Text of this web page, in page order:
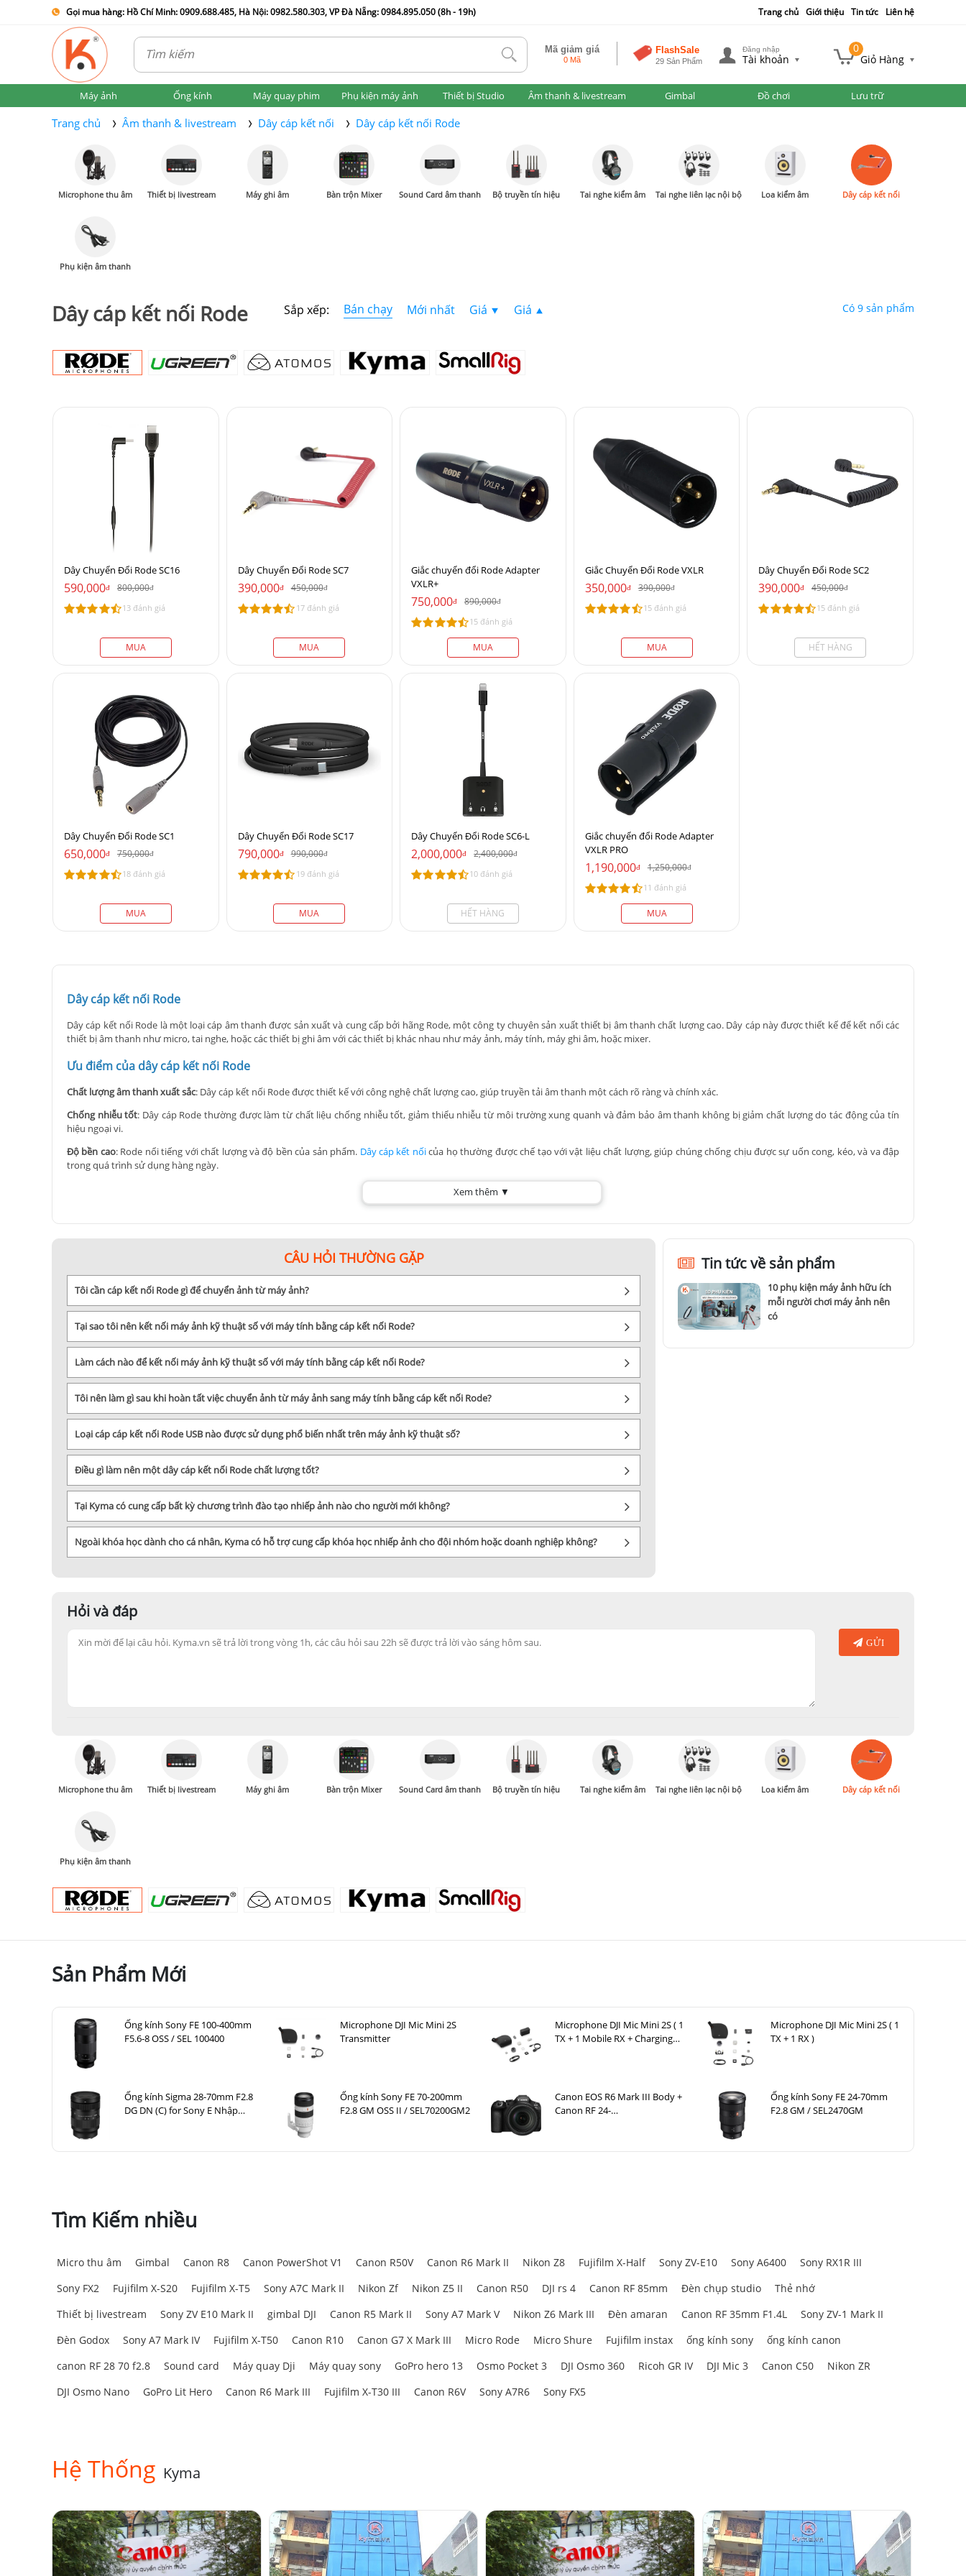
Gọi mua hàng: Hồ Chí Minh: 0909.688.485, Hà Nội: 0982.580.303, VP Đà Nẵng: 0984.895.050 (8h - 19h) Trang chủ Giới thiệu Tin tức Liên hệ
tlk Mã giảm giá
0 Mã
FlashSale
29 Sản Phẩm
Đăng nhập
Tài khoản
0
Giỏ Hàng
Máy ảnh Ống kính Máy quay phim Phụ kiện máy ảnh Thiết bị Studio Âm thanh & livestream Gimbal Đồ chơi Lưu trữ
Trang chủ Âm thanh & livestream Dây cáp kết nối Dây cáp kết nối Rode
Microphone thu âm Thiết bị livestream Máy ghi âm Bàn trộn Mixer Sound Card âm thanh Bộ truyền tín hiệu Tai nghe kiểm âm Tai nghe liên lạc nội bộ Loa kiểm âm Dây cáp kết nối
Phụ kiện âm thanh
Dây cáp kết nối Rode Sắp xếp: Bán chạy Mới nhất Giá Giá Có 9 sản phẩm
Dây Chuyển Đổi Rode SC16
590,000đ 800,000đ
13 đánh giá
MUA
Dây Chuyển Đổi Rode SC7
390,000đ 450,000đ
17 đánh giá
MUA
Giắc chuyển đổi Rode Adapter
VXLR+
750,000đ 890,000đ
15 đánh giá
MUA
Giắc Chuyển Đổi Rode VXLR
350,000đ 390,000đ
15 đánh giá
MUA
Dây Chuyển Đổi Rode SC2
390,000đ 450,000đ
15 đánh giá
HẾT HÀNG
Dây Chuyển Đổi Rode SC1
650,000đ 750,000đ
18 đánh giá
MUA
Dây Chuyển Đổi Rode SC17
790,000đ 990,000đ
19 đánh giá
MUA
Dây Chuyển Đổi Rode SC6-L
2,000,000đ 2,400,000đ
10 đánh giá
HẾT HÀNG
Giắc chuyển đổi Rode Adapter
VXLR PRO
1,190,000đ 1,250,000đ
11 đánh giá
MUA
Dây cáp kết nối Rode
Dây cáp kết nối Rode là một loại cáp âm thanh được sản xuất và cung cấp bởi hãng Rode, một công ty chuyên sản xuất thiết bị âm thanh chất lượng cao. Dây cáp này được thiết kế để kết nối các
thiết bị âm thanh như micro, tai nghe, hoặc các thiết bị ghi âm với các thiết bị khác nhau như máy ảnh, máy tính, máy ghi âm, hoặc mixer.
Ưu điểm của dây cáp kết nối Rode
Chất lượng âm thanh xuất sắc: Dây cáp kết nối Rode được thiết kế với công nghệ chất lượng cao, giúp truyền tải âm thanh một cách rõ ràng và chính xác.
Chống nhiễu tốt: Dây cáp Rode thường được làm từ chất liệu chống nhiễu tốt, giảm thiểu nhiễu từ môi trường xung quanh và đảm bảo âm thanh không bị giảm chất lượng do tác động của tín
hiệu ngoại vi.
Độ bền cao: Rode nổi tiếng với chất lượng và độ bền của sản phẩm. Dây cáp kết nốicủa họ thường được chế tạo với vật liệu chất lượng, giúp chúng chống chịu được sự uốn cong, kéo, và va đập
trong quá trình sử dụng hàng ngày.
: Dây cáp Rode thường được sản xuất với nhiều loại kết nối khác nhau, đáp ứng nhu cầu kết nối với nhiều thiết bị âm thanh khác nhau như micro, tai nghe, loa, và các thiết bị ghi
Dễ sử dụng: Thiết kế của dây cáp Rode thường rất thuận tiện, dễ sử dụng cho cả người mới bắt đầu và chuyên gia. Điều này giúp tối ưu hóa trải nghiệm người dùng và giảm thiểu sự phiền toái khi
thiết lập và sử dụng.
Tóm lại, dây cáp kết nối Rode thường mang lại hiệu suất âm thanh ổn định, độ bền cao và đáp ứng tốt đối với nhu cầu của người sử dụng trong ngành công nghiệp âm thanh chuyên nghiệp.
Khám phá bộ sưu tập dây cáp kết nối Rode tại cửa hàng Kyma.vn để nâng cao trải nghiệm âm thanh của bạn.
Xem thêm ▼
CÂU HỎI THƯỜNG GẶP
Tôi cần cáp kết nối Rode gì để chuyển ảnh từ máy ảnh?
Tại sao tôi nên kết nối máy ảnh kỹ thuật số với máy tính bằng cáp kết nối Rode?
Làm cách nào để kết nối máy ảnh kỹ thuật số với máy tính bằng cáp kết nối Rode?
Tôi nên làm gì sau khi hoàn tất việc chuyển ảnh từ máy ảnh sang máy tính bằng cáp kết nối Rode?
Loại cáp cáp kết nối Rode USB nào được sử dụng phổ biến nhất trên máy ảnh kỹ thuật số?
Điều gì làm nên một dây cáp kết nối Rode chất lượng tốt?
Tại Kyma có cung cấp bất kỳ chương trình đào tạo nhiếp ảnh nào cho người mới không?
Ngoài khóa học dành cho cá nhân, Kyma có hỗ trợ cung cấp khóa học nhiếp ảnh cho đội nhóm hoặc doanh nghiệp không?
Tin tức về sản phẩm
10 phụ kiện máy ảnh hữu ích
mỗi người chơi máy ảnh nên
có
Hỏi và đáp
GỬI
Microphone thu âm Thiết bị livestream Máy ghi âm Bàn trộn Mixer Sound Card âm thanh Bộ truyền tín hiệu Tai nghe kiểm âm Tai nghe liên lạc nội bộ Loa kiểm âm Dây cáp kết nối
Phụ kiện âm thanh
Sản Phẩm Mới
Ống kính Sony FE 100-400mm
F5.6-8 OSS / SEL 100400
Microphone DJI Mic Mini 2S
Transmitter
Microphone DJI Mic Mini 2S ( 1
TX + 1 Mobile RX + Charging
Microphone DJI Mic Mini 2S ( 1
TX + 1 RX )
Ống kính Sigma 28-70mm F2.8
DG DN (C) for Sony E Nhập
Ống kính Sony FE 70-200mm
F2.8 GM OSS II / SEL70200GM2
Canon EOS R6 Mark III Body +
Canon RF 24-
Ống kính Sony FE 24-70mm
F2.8 GM / SEL2470GM
Tìm Kiếm nhiều
Micro thu âm Gimbal Canon R8 Canon PowerShot V1 Canon R50V Canon R6 Mark II Nikon Z8 Fujifilm X-Half Sony ZV-E10 Sony A6400
Sony RX1R III
Sony FX2
Fujifilm X-S20 Fujifilm X-T5 Sony A7C Mark II Nikon Zf Nikon Z5 II Canon R50 DJI rs 4 Canon RF 85mm Đèn chụp studio
Thẻ nhớ
Thiết bị livestream
Sony ZV E10 Mark II gimbal DJI Canon R5 Mark II Sony A7 Mark V Nikon Z6 Mark III Đèn amaran Canon RF 35mm F1.4L
Sony ZV-1 Mark II
Đèn Godox
Sony A7 Mark IV Fujifilm X-T50 Canon R10 Canon G7 X Mark III Micro Rode Micro Shure Fujifilm instax ống kính sony
ống kính canon
canon RF 28 70 f2.8
Sound card Máy quay Dji Máy quay sony GoPro hero 13 Osmo Pocket 3 DJI Osmo 360 Ricoh GR IV DJI Mic 3 Canon C50
Nikon ZR
DJI Osmo Nano
GoPro Lit Hero Canon R6 Mark III Fujifilm X-T30 III Canon R6V Sony A7R6 Sony FX5
Hệ Thống Kyma